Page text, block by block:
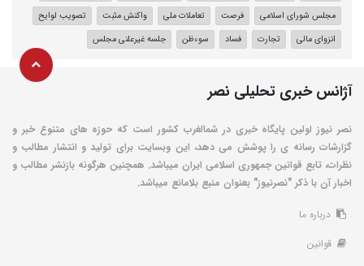
مجلس شورای اسلامی
فرصت‌‌‌ تعاملات ملی واکنش مثبت
تصویب لوایح
انزوای مالی
تجارت فساد سوءظن جلسه غیرعلنی مجلس
آژانس خبری تحلیلی نصر
نصر نیوز اولین پایگاه خبری در شمالغرب کشور است که حوزه های متنوع خبر و
گزارشات رسانه ی را پوشش می دهد، این وبسایت برای تولید و انتشار مطالب و
نظرات، تابع قوانین جمهوری اسلامی ایران میباشد. همچنین هرگونه بازنشر مطالب و
اخبار آن با ذکر "نصرنیوز" بعنوان منبع بلامانع میباشد.
درباره ما
قوانین